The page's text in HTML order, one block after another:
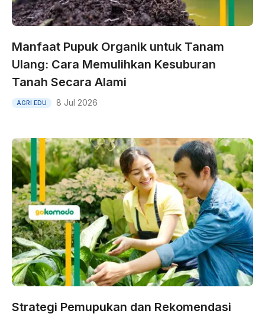
Manfaat Pupuk Organik untuk Tanam
Ulang: Cara Memulihkan Kesuburan
Tanah Secara Alami
AGRI EDU 8 Jul 2026
Strategi Pemupukan dan Rekomendasi